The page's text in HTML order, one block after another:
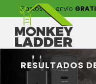
Gastos de envío
RESULTADOS